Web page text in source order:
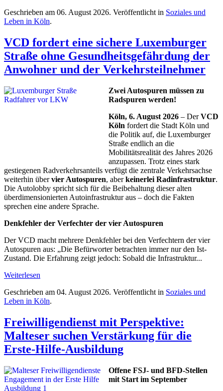
Geschrieben am 06. August 2026. Veröffentlicht in Soziales und
Leben in Köln.
VCD fordert eine sichere Luxemburger
Straße ohne Gesundheitsgefährdung der
Anwohner und der Verkehrsteilnehmer
Zwei Autospuren müssen zu
Radspuren werden!
Köln, 6. August 2026 – DerVCD
Köln fordert die Stadt Köln und
die Politik auf, die Luxemburger
Straße endlich an die
Mobilitätsrealität des Jahres 2026
anzupassen. Trotz eines stark
gestiegenen Radverkehrsanteils verfügt die zentrale Verkehrsachse
weiterhin übervier Autospuren, aberkeinerlei Radinfrastruktur.
Die Autolobby spricht sich für die Beibehaltung dieser alten
überdimensionierten Autoinfrastruktur aus – doch die Fakten
sprechen eine andere Sprache.
Denkfehler der Verfechter der vier Autospuren
Der VCD macht mehrere Denkfehler bei den Verfechtern der vier
Autospuren aus: „Die Befürworter betrachten immer nur den Ist-
Zustand. Die Erfahrung zeigt jedoch: Sobald die Infrastruktur...
Weiterlesen
Geschrieben am 04. August 2026. Veröffentlicht in Soziales und
Leben in Köln.
Freiwilligendienst mit Perspektive:
Malteser suchen Verstärkung für die
Erste-Hilfe-Ausbildung
Offene FSJ- und BFD-Stellen
mit Start im September